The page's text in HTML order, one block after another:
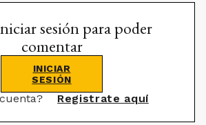
sesión para poder
comentar
INICIAR
SESIÓN
Registrate aquí